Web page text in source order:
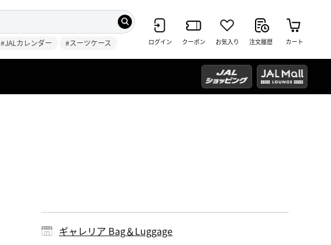
#JALカレンダー #スーツケース ログイン クーポン お気入り 注文履歴 カート
ギャレリア Bag＆Luggage